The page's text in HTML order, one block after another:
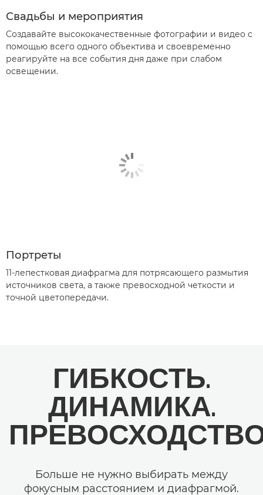
Свадьбы и мероприятия
Создавайте высококачественные фотографии и видео с
помощью всего одного объектива и своевременно
реагируйте на все события дня даже при слабом
освещении.
Портреты
11-лепестковая диафрагма для потрясающего размытия
источников света, а также превосходной четкости и
точной цветопередачи.
ГИБКОСТЬ.
ДИНАМИКА.
Больше не нужно выбирать между
фокусным расстоянием и диафрагмой.